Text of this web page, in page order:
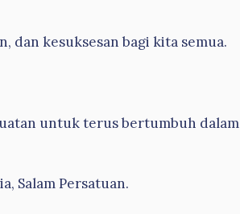
dan kesuksesan bagi kita semua.
untuk terus bertumbuh dalam
Salam Persatuan.